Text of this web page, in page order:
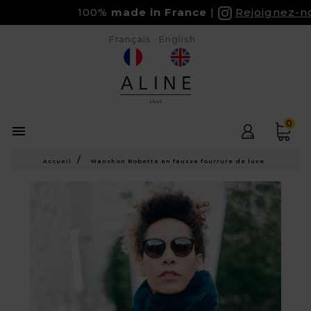
100%made in France Rejoignez-
 0
Français English
Accueil Manchon Bobette en fausse fourrure de luxe